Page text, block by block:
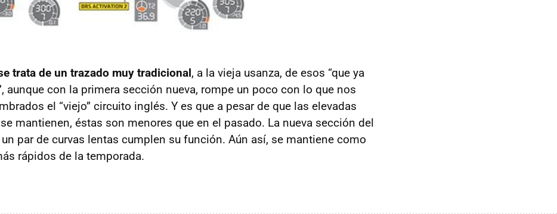
trata de un trazado muy tradicional, a la vieja usanza, de esos “que ya
aunque con la primera sección nueva, rompe un poco con lo que nos
el “viejo” circuito inglés. Y es que a pesar de que las elevadas
mantienen, éstas son menores que en el pasado. La nueva sección del
par de curvas lentas cumplen su función. Aún así, se mantiene como
rápidos de la temporada.